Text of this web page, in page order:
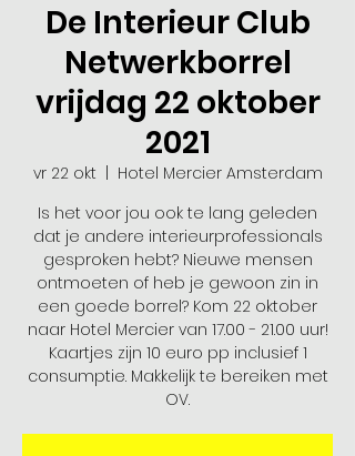
De Interieur Club
Netwerkborrel
vrijdag 22 oktober
2021
vr 22 okt
Hotel Mercier Amsterdam
Is het voor jou ook te lang geleden
dat je andere interieurprofessionals
gesproken hebt? Nieuwe mensen
ontmoeten of heb je gewoon zin in
een goede borrel? Kom 22 oktober
naar Hotel Mercier van 17.00 - 21.00 uur!
Kaartjes zijn 10 euro pp inclusief 1
consumptie. Makkelijk te bereiken met
OV.